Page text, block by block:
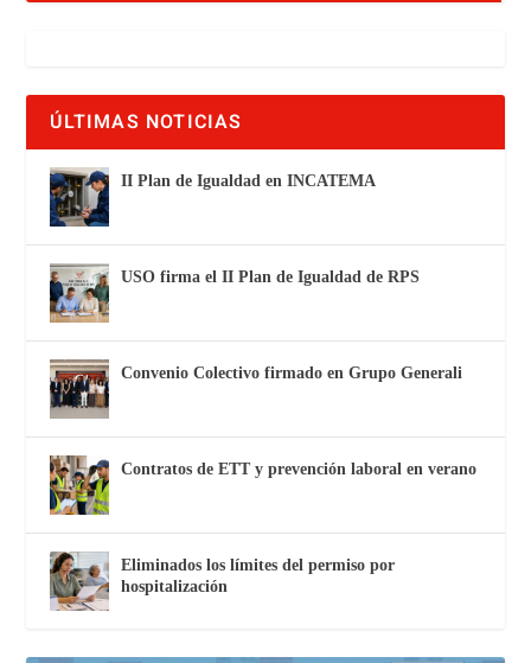
ÚLTIMAS NOTICIAS
II Plan de Igualdad en INCATEMA
USO firma el II Plan de Igualdad de RPS
Convenio Colectivo firmado en Grupo Generali
Contratos de ETT y prevención laboral en verano
Eliminados los límites del permiso por
hospitalización